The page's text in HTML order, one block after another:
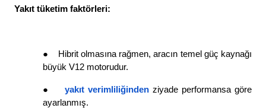
Yakıt tüketim faktörleri:
●
Hibrit olmasına rağmen, aracın temel güç kaynağı
büyük V12 motorudur.
● yakıt verimliliğinden ziyade performansa göre
ayarlanmış.